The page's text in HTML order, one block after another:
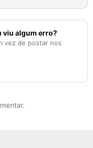
viu algum erro?
vez de postar nos